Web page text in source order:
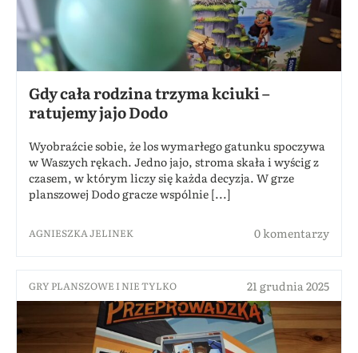
Gdy cała rodzina trzyma kciuki –
ratujemy jajo Dodo
Wyobraźcie sobie, że los wymarłego gatunku spoczywa
w Waszych rękach. Jedno jajo, stroma skała i wyścig z
czasem, w którym liczy się każda decyzja. W grze
planszowej Dodo gracze wspólnie [...]
AGNIESZKA JELINEK 0 komentarzy
GRY PLANSZOWE I NIE TYLKO 21 grudnia 2025